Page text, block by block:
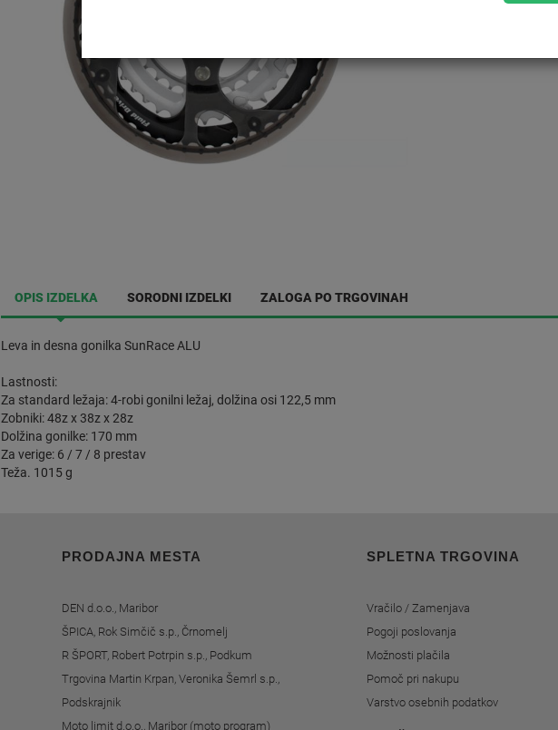
OPIS IZDELKA SORODNI IZDELKI ZALOGA PO TRGOVINAH
Leva in desna gonilka SunRace ALU
Lastnosti:
Za standard ležaja: 4-robi gonilni ležaj, dolžina osi 122,5 mm
Zobniki: 48z x 38z x 28z
Dolžina gonilke: 170 mm
Za verige: 6 / 7 / 8 prestav
Teža. 1015 g
PRODAJNA MESTA
DEN d.o.o., Maribor
ŠPICA, Rok Simčič s.p., Črnomelj
R ŠPORT, Robert Potrpin s.p., Podkum
Trgovina Martin Krpan, Veronika Šemrl s.p.,
Podskrajnik
Moto limit d.o.o., Maribor (moto program)
SPLETNA TRGOVINA
Vračilo / Zamenjava
Pogoji poslovanja
Možnosti plačila
Pomoč pri nakupu
Varstvo osebnih podatkov